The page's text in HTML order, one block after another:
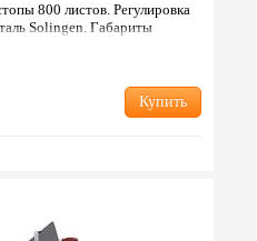
800 листов. Регулировка
Solingen. Габариты
Купить